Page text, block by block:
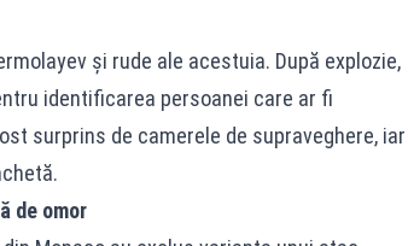
și rude ale acestuia. După explozie,
identificarea persoanei care ar fi
surprins de camerele de supraveghere, iar
de omor